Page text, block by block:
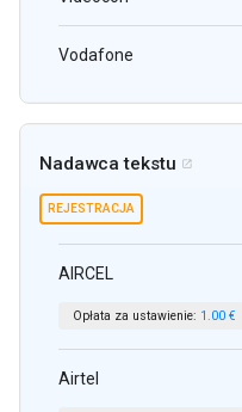
Vodafone
Nadawca tekstu 
REJESTRACJA
AIRCEL
Opłata za ustawienie: 1.00 €
Airtel